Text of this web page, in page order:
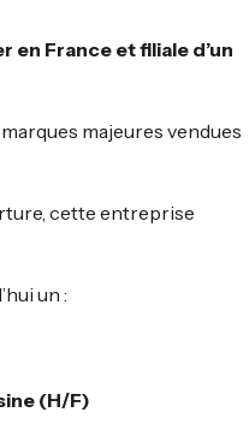
France et filiale d’un
majeures vendues
cette entreprise
un :
(H/F)